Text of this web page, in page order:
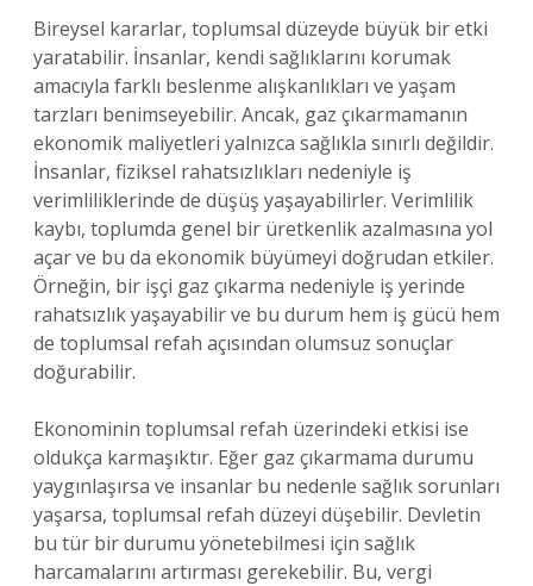
Bireysel kararlar, toplumsal düzeyde büyük bir etki
yaratabilir. İnsanlar, kendi sağlıklarını korumak
amacıyla farklı beslenme alışkanlıkları ve yaşam
tarzları benimseyebilir. Ancak, gaz çıkarmamanın
ekonomik maliyetleri yalnızca sağlıkla sınırlı değildir.
İnsanlar, fiziksel rahatsızlıkları nedeniyle iş
verimliliklerinde de düşüş yaşayabilirler. Verimlilik
kaybı, toplumda genel bir üretkenlik azalmasına yol
açar ve bu da ekonomik büyümeyi doğrudan etkiler.
Örneğin, bir işçi gaz çıkarma nedeniyle iş yerinde
rahatsızlık yaşayabilir ve bu durum hem iş gücü hem
de toplumsal refah açısından olumsuz sonuçlar
doğurabilir.
Ekonominin toplumsal refah üzerindeki etkisi ise
oldukça karmaşıktır. Eğer gaz çıkarmama durumu
yaygınlaşırsa ve insanlar bu nedenle sağlık sorunları
yaşarsa, toplumsal refah düzeyi düşebilir. Devletin
bu tür bir durumu yönetebilmesi için sağlık
harcamalarını artırması gerekebilir. Bu, vergi